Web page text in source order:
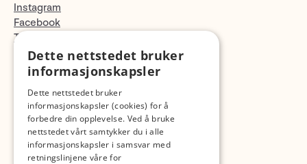
Instagram
Facebook
TikTok
Fotopodden
Dette nettstedet bruker
informasjonskapsler
Dette nettstedet bruker
informasjonskapsler (cookies) for å
forbedre din opplevelse. Ved å bruke
nettstedet vårt samtykker du i alle
informasjonskapsler i samsvar med
retningslinjene våre for